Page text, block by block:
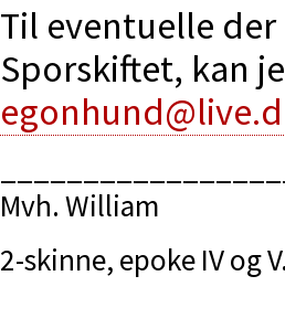
Til eventuelle
Sporskiftet, kan
Mvh. William
2-skinne, epoke IV og